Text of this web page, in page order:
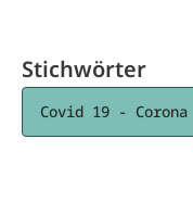
Stichwörter
Covid 19 - Corona